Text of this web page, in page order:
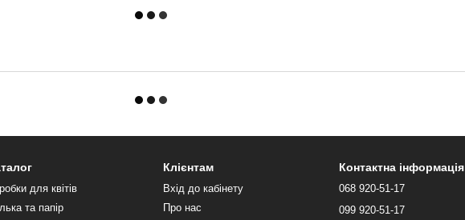
для квітів
та папір
Клієнтам
Вхід до кабінету
Про нас
Контактна інформація
068 920-51-17
099 920-51-17